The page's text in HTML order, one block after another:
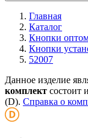
Главная
Каталог
Кнопки
Кнопки
52007
Данное изделие
комплект состоит
(D). Справка о